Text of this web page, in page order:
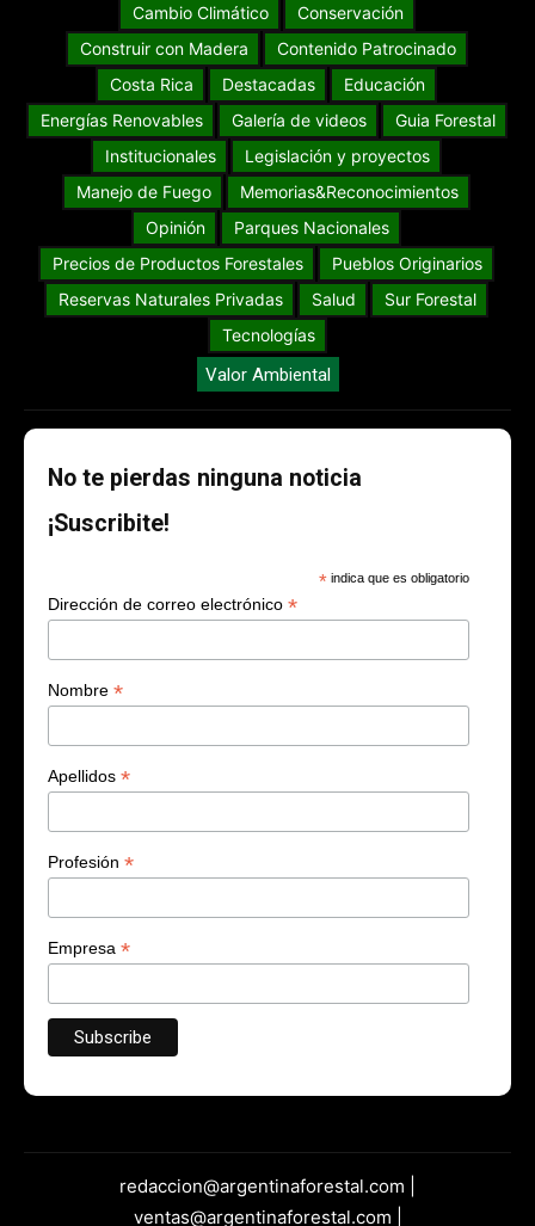
Cambio Climático
Conservación
Construir con Madera
Contenido Patrocinado
Costa Rica
Destacadas
Educación
Energías Renovables
Galería de videos
Guia Forestal
Institucionales
Legislación y proyectos
Manejo de Fuego
Memorias&Reconocimientos
Opinión
Parques Nacionales
Precios de Productos Forestales
Pueblos Originarios
Reservas Naturales Privadas
Salud
Sur Forestal
Tecnologías
Valor Ambiental
No te pierdas ninguna noticia
¡Suscribite!
* indica que es obligatorio
Dirección de correo electrónico *
Nombre *
Apellidos *
Profesión *
Empresa *
redaccion@argentinaforestal.com |
ventas@argentinaforestal.com |